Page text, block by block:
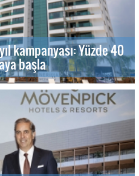
kampanyası: Yüzde 40
başla